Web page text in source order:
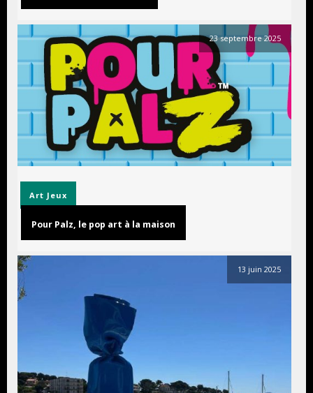
23 septembre 2025
Art Jeux
Pour Palz, le pop art à la maison
13 juin 2025